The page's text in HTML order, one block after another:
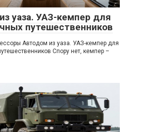
уаза. УАЗ-кемпер для
путешественников
Автодом из уаза. УАЗ-кемпер для
Спору нет, кемпер –